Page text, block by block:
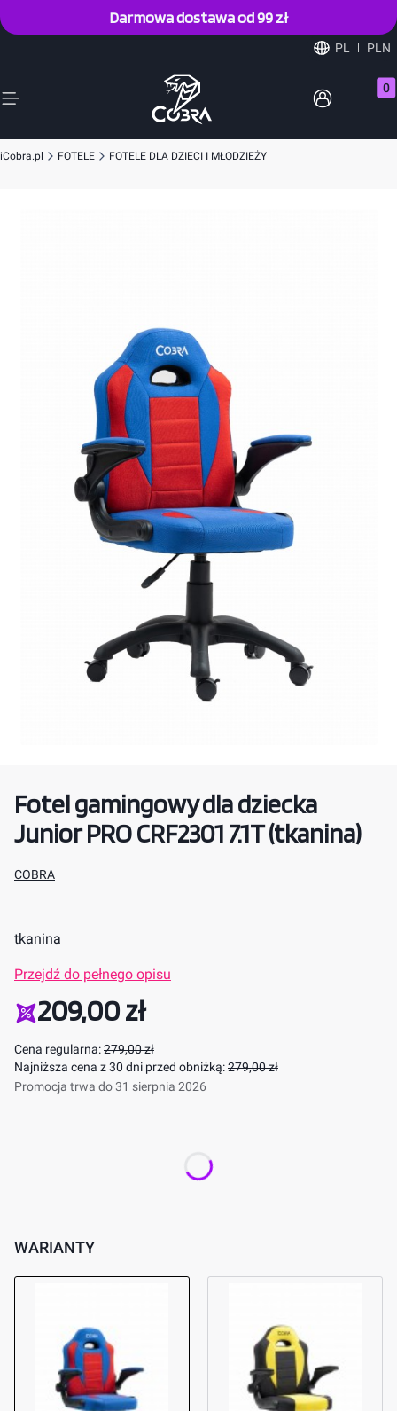
Darmowa dostawa od 99 zł
PL PLN
iCobra.pl FOTELE FOTELE DLA DZIECI I MŁODZIEŻY
Fotel gamingowy dla dziecka
Junior PRO CRF2301 7.1T (tkanina)
COBRA
tkanina
Przejdź do pełnego opisu
209,00 zł
Cena regularna:279,00 zł
Najniższa cena z 30 dni przed obniżką:279,00 zł
Promocja trwa do 31 sierpnia 2026
Poszczególne warianty mogą różnić się ceną
WARIANTY